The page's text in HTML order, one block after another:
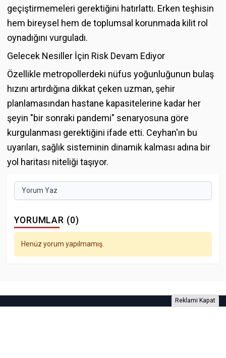
geçiştirmemeleri gerektiğini hatırlattı. Erken teşhisin
hem bireysel hem de toplumsal korunmada kilit rol
oynadığını vurguladı.
Gelecek Nesiller İçin Risk Devam Ediyor
Özellikle metropollerdeki nüfus yoğunluğunun bulaş
hızını artırdığına dikkat çeken uzman, şehir
planlamasından hastane kapasitelerine kadar her
şeyin "bir sonraki pandemi" senaryosuna göre
kurgulanması gerektiğini ifade etti. Ceyhan'ın bu
uyarıları, sağlık sisteminin dinamik kalması adına bir
yol haritası niteliği taşıyor.
Yorum Yaz
YORUMLAR (0)
Henüz yorum yapılmamış.
Reklami Kapat